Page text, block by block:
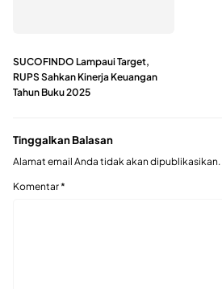
SUCOFINDO Lampaui Target,
RUPS Sahkan Kinerja Keuangan
Tahun Buku 2025
Tinggalkan Balasan
Alamat email Anda tidak akan dipublikasikan.
Komentar*